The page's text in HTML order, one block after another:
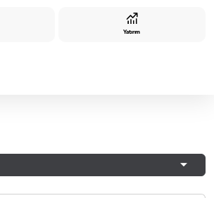
Yatırım